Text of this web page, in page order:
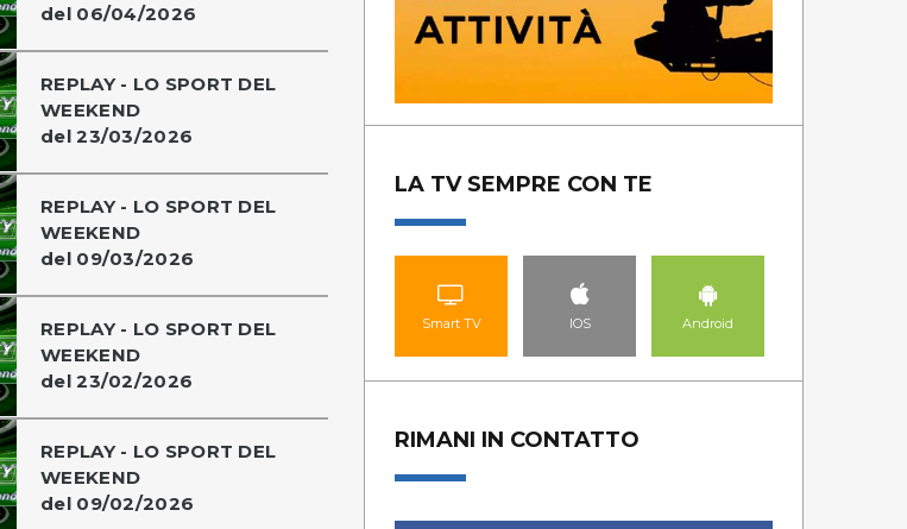
del 06/04/2026
REPLAY - LO SPORT DEL
WEEKEND
del 23/03/2026
REPLAY - LO SPORT DEL
WEEKEND
del 09/03/2026
REPLAY - LO SPORT DEL
WEEKEND
del 23/02/2026
REPLAY - LO SPORT DEL
WEEKEND
del 09/02/2026
LA TV SEMPRE CON TE
Smart TV IOS Android
RIMANI IN CONTATTO